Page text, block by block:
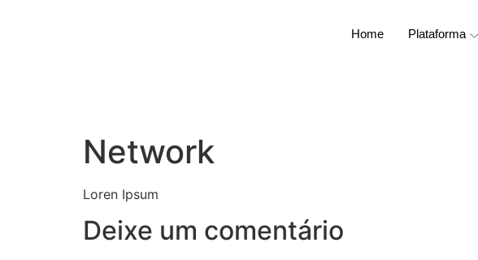
Home Plataforma
Network
Loren Ipsum
Deixe um comentário